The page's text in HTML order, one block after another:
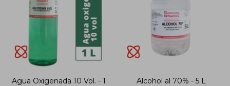
Agua Oxigenada 10 Vol. - 1
Alcohol al 70% - 5 L